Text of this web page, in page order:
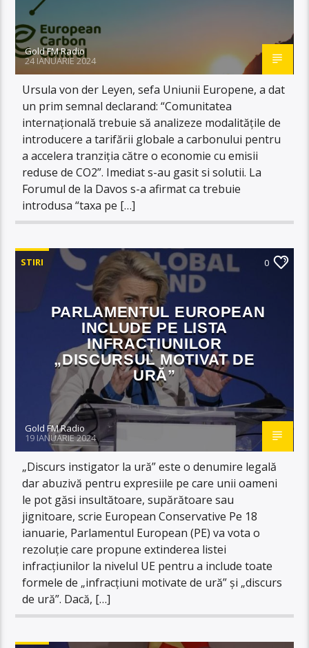
Gold FM Radio
24 IANUARIE 2024
Ursula von der Leyen, sefa Uniunii Europene, a dat
un prim semnal declarand: “Comunitatea
internațională trebuie să analizeze modalitățile de
introducere a tarifării globale a carbonului pentru
a accelera tranziția către o economie cu emisii
reduse de CO2”. Imediat s-au gasit si solutii. La
Forumul de la Davos s-a afirmat ca trebuie
introdusa “taxa pe […]
STIRI 0
PARLAMENTUL EUROPEAN
INCLUDE PE LISTA
INFRACȚIUNILOR
„DISCURSUL MOTIVAT DE
URĂ”
Gold FM Radio
19 IANUARIE 2024
„Discurs instigator la ură” este o denumire legală
dar abuzivă pentru expresiile pe care unii oameni
le pot găsi insultătoare, supărătoare sau
jignitoare, scrie European Conservative Pe 18
ianuarie, Parlamentul European (PE) va vota o
rezoluție care propune extinderea listei
infracțiunilor la nivelul UE pentru a include toate
formele de „infracțiuni motivate de ură” și „discurs
de ură”. Dacă, […]